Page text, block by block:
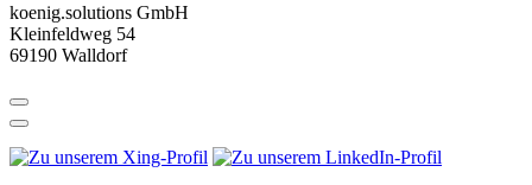
koenig.solutions GmbH
Kleinfeldweg 54
69190 Walldorf